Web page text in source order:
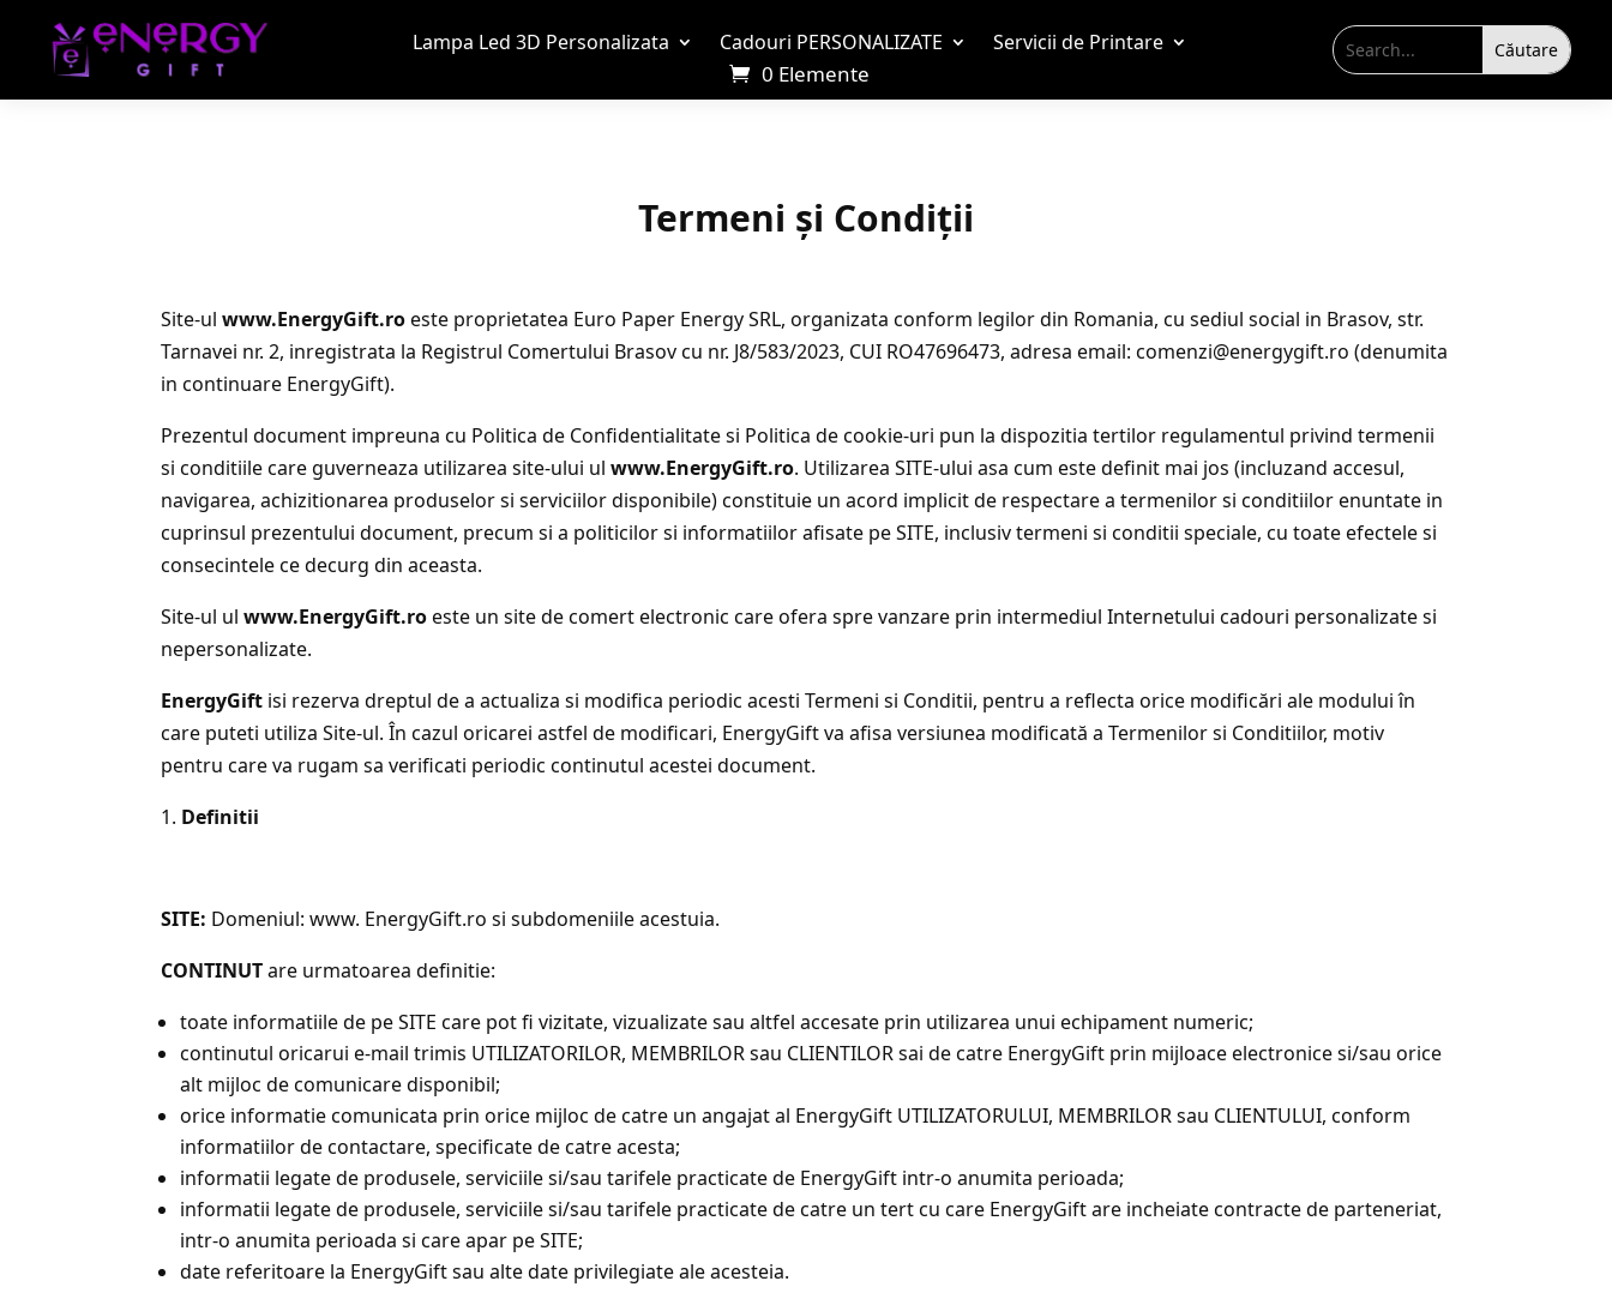
Lampa Led 3D Personalizata Cadouri PERSONALIZATE Servicii de Printare
0 Elemente
Termeni și Condiții
Site-ulwww.EnergyGift.roeste proprietatea Euro Paper Energy SRL, organizata conform legilor din Romania, cu sediul social in Brasov, str.
Tarnavei nr. 2, inregistrata la Registrul Comertului Brasov cu nr. J8/583/2023, CUI RO47696473, adresa email: comenzi@energygift.ro (denumita
in continuare EnergyGift).
Prezentul document impreuna cu Politica de Confidentialitate si Politica de cookie-uri pun la dispozitia tertilor regulamentul privind termenii
si conditiile care guverneaza utilizarea site-ului ulwww.EnergyGift.ro. Utilizarea SITE-ului asa cum este definit mai jos (incluzand accesul,
navigarea, achizitionarea produselor si serviciilor disponibile) constituie un acord implicit de respectare a termenilor si conditiilor enuntate in
cuprinsul prezentului document, precum si a politicilor si informatiilor afisate pe SITE, inclusiv termeni si conditii speciale, cu toate efectele si
consecintele ce decurg din aceasta.
Site-ul ulwww.EnergyGift.roeste un site de comert electronic care ofera spre vanzare prin intermediul Internetului cadouri personalizate si
nepersonalizate.
EnergyGift isi rezerva dreptul de a actualiza si modifica periodic acesti Termeni si Conditii, pentru a reflecta orice modificări ale modului în
care puteti utiliza Site-ul. În cazul oricarei astfel de modificari, EnergyGift va afisa versiunea modificată a Termenilor si Conditiilor, motiv
pentru care va rugam sa verificati periodic continutul acestei document.
Definitii
SITE: Domeniul: www. EnergyGift.ro si subdomeniile acestuia.
CONTINUTare urmatoarea definitie:
toate informatiile de pe SITE care pot fi vizitate, vizualizate sau altfel accesate prin utilizarea unui echipament numeric;
continutul oricarui e-mail trimis UTILIZATORILOR, MEMBRILOR sau CLIENTILOR sai de catre EnergyGift prin mijloace electronice si/sau orice
alt mijloc de comunicare disponibil;
orice informatie comunicata prin orice mijloc de catre un angajat al EnergyGift UTILIZATORULUI, MEMBRILOR sau CLIENTULUI, conform
informatiilor de contactare, specificate de catre acesta;
informatii legate de produsele, serviciile si/sau tarifele practicate de EnergyGift intr-o anumita perioada;
informatii legate de produsele, serviciile si/sau tarifele practicate de catre un tert cu care EnergyGift are incheiate contracte de parteneriat,
intr-o anumita perioada si care apar pe SITE;
date referitoare la EnergyGift sau alte date privilegiate ale acesteia.